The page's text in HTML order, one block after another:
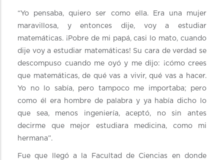
“Yo pensaba, quiero ser como ella. Era una mujer
maravillosa, y entonces dije, voy a estudiar
matemáticas. ¡Pobre de mi papá, casi lo mato, cuando
dije voy a estudiar matemáticas! Su cara de verdad se
descompuso cuando me oyó y me dijo: ¡cómo crees
que matemáticas, de qué vas a vivir, qué vas a hacer.
Yo no lo sabía, pero tampoco me importaba; pero
como él era hombre de palabra y ya había dicho lo
que sea, menos ingeniería, aceptó, no sin antes
decirme que mejor estudiara medicina, como mi
hermana”.
Fue que llegó a la Facultad de Ciencias en donde